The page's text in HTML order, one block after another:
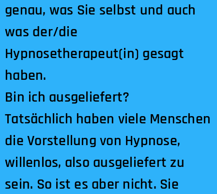
genau, was Sie selbst und auch
was der/die
Hypnosetherapeut(in) gesagt
haben.
Bin ich ausgeliefert?
Tatsächlich haben viele Menschen
die Vorstellung von Hypnose,
willenlos, also ausgeliefert zu
sein. So ist es aber nicht. Sie